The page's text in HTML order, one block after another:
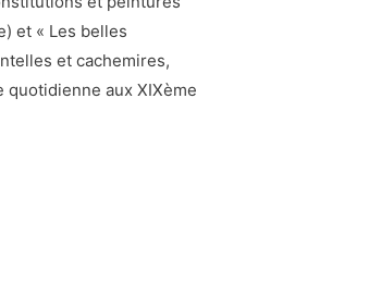
et « Les belles
et cachemires,
aux XIXème